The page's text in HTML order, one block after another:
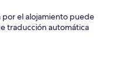
el alojamiento puede
traducción automática